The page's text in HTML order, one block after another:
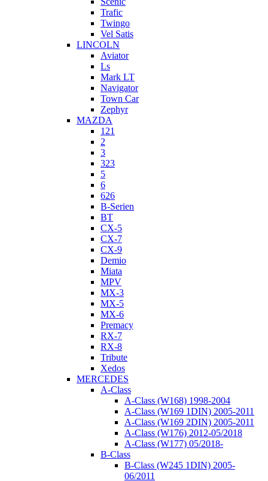
Trafic
Twingo
Vel Satis
LINCOLN
Aviator
Ls
Mark LT
Navigator
Town Car
Zephyr
MAZDA
121
2
3
323
5
6
626
B-Serien
BT
CX-5
CX-7
CX-9
Demio
Miata
MPV
MX-3
MX-5
MX-6
Premacy
RX-7
RX-8
Tribute
Xedos
MERCEDES
A-Class
A-Class (W168) 1998-2004
A-Class (W169 1DIN) 2005-2011
A-Class (W169 2DIN) 2005-2011
A-Class (W176) 2012-05/2018
A-Class (W177) 05/2018-
B-Class
B-Class (W245 1DIN) 2005-
06/2011